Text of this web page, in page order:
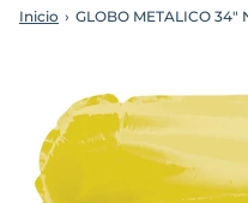
Inicio › GLOBO METALICO 34"